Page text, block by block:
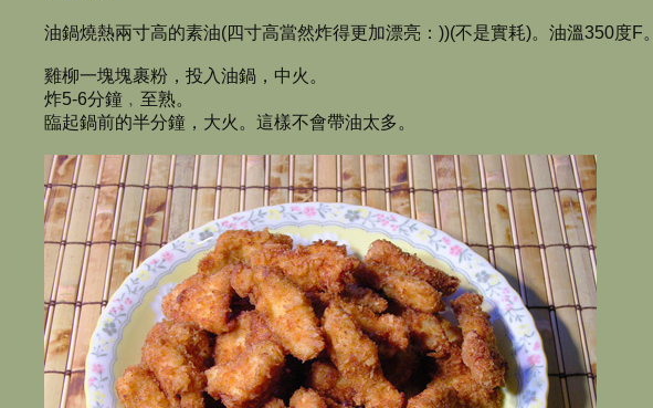
油鍋燒熱兩寸高的素油(四寸高當然炸得更加漂亮：))(不是實耗)。油溫350度F。
雞柳一塊塊裹粉，投入油鍋，中火。
炸5-6分鐘﹐至熟。
臨起鍋前的半分鐘，大火。這樣不會帶油太多。